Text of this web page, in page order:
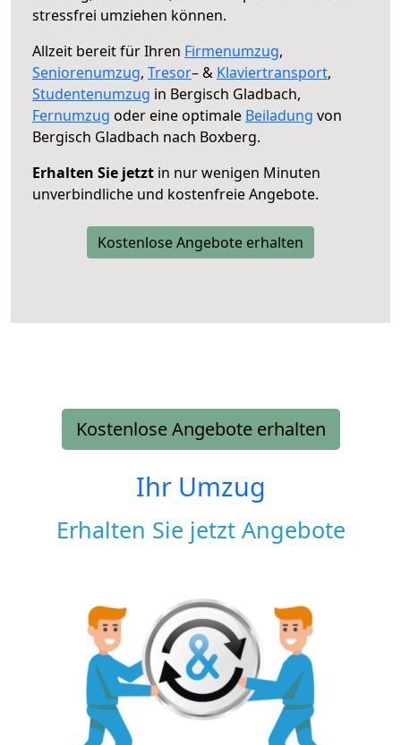
stressfrei umziehen können.
Allzeit bereit für Ihren Firmenumzug,
Seniorenumzug, Tresor– & Klaviertransport,
Studentenumzug in Bergisch Gladbach,
Fernumzug oder eine optimale Beiladung von
Bergisch Gladbach nach Boxberg.
Erhalten Sie jetzt in nur wenigen Minuten
unverbindliche und kostenfreie Angebote.
Kostenlose Angebote erhalten
Kostenlose Angebote erhalten
Ihr Umzug
Erhalten Sie jetzt Angebote